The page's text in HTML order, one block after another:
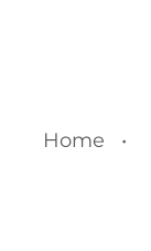
Home •